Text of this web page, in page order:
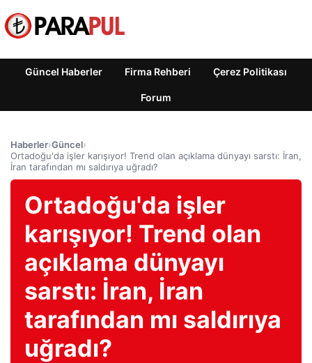
Güncel Haberler Firma Rehberi Çerez Politikası
Forum
Haberler›Güncel›
Ortadoğu'da işler karışıyor! Trend olan açıklama dünyayı sarstı: İran,
İran tarafından mı saldırıya uğradı?
Ortadoğu'da işler
karışıyor! Trend olan
açıklama dünyayı
sarstı: İran, İran
tarafından mı saldırıya
uğradı?